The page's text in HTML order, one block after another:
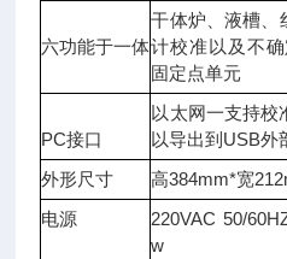
六功能于一体
干体炉、液槽、
计校准以及不确
固定点单元
PC接口
以太网一支持校
以导出到 USB外
外形尺寸
高384mm*宽
电源
220VAC 50/
w